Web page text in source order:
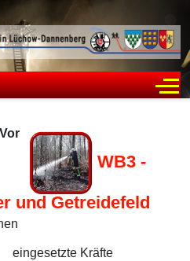
Vor
WB3 -
und Getreidefeld
eingesetzte Kräfte